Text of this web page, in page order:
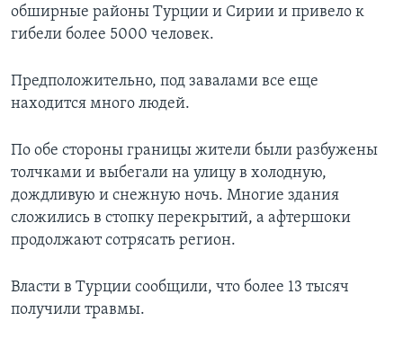
обширные районы Турции и Сирии и привело к
гибели более 5000 человек.
Предположительно, под завалами все еще
находится много людей.
По обе стороны границы жители были разбужены
толчками и выбегали на улицу в холодную,
дождливую и снежную ночь. Многие здания
сложились в стопку перекрытий, а афтершоки
продолжают сотрясать регион.
Власти в Турции сообщили, что более 13 тысяч
получили травмы.